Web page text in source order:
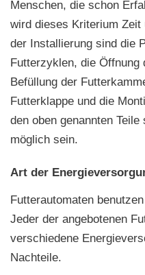
Menschen, die schon
wird dieses Kriterium Zeit
der Installierung sind die
Futterzyklen, die Öffnung
Befüllung der
Futterklappe und die
den oben genannten
möglich sein.
Art der
Futterautomaten
Jeder der angebotenen
verschiedene
Nachteile.